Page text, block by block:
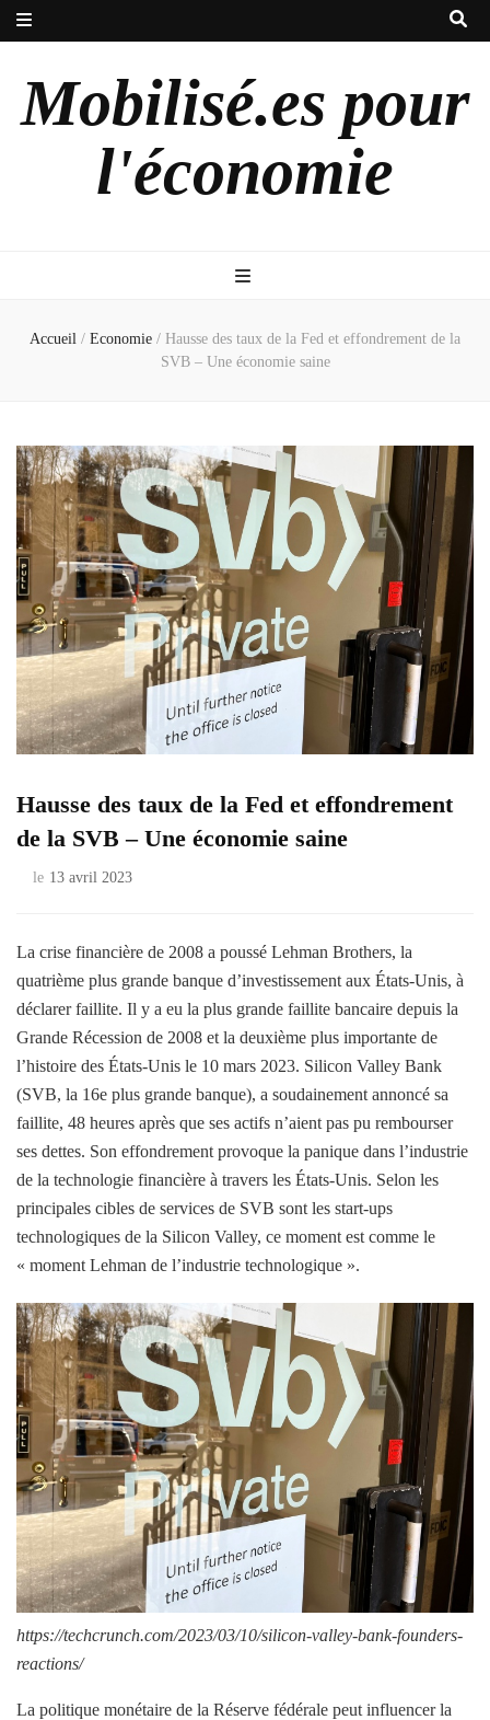
Mobilisé.es pour
l'économie
Accueil / Economie / Hausse des taux de la Fed et effondrement de la
SVB – Une économie saine
Hausse des taux de la Fed et effondrement
de la SVB – Une économie saine
le 13 avril 2023
La crise financière de 2008 a poussé Lehman Brothers, la
quatrième plus grande banque d’investissement aux États-Unis, à
déclarer faillite. Il y a eu la plus grande faillite bancaire depuis la
Grande Récession de 2008 et la deuxième plus importante de
l’histoire des États-Unis le 10 mars 2023. Silicon Valley Bank
(SVB, la 16e plus grande banque), a soudainement annoncé sa
faillite, 48 heures après que ses actifs n’aient pas pu rembourser
ses dettes. Son effondrement provoque la panique dans l’industrie
de la technologie financière à travers les États-Unis. Selon les
principales cibles de services de SVB sont les start-ups
technologiques de la Silicon Valley, ce moment est comme le
« moment Lehman de l’industrie technologique ».
https://techcrunch.com/2023/03/10/silicon-valley-bank-founders-
reactions/
La politique monétaire de la Réserve fédérale peut influencer la